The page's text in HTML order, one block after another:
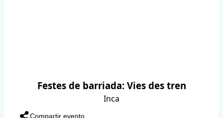
Festes de barriada: Vies des tren
Inca
Compartir evento